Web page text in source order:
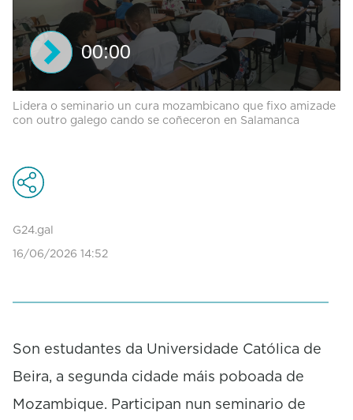
s
e
n
d
f
0
o
s
00:00
Lidera o seminario un cura mozambicano que fixo amizade
con outro galego cando se coñeceron en Salamanca
G24.gal
16/06/2026 14:52
Son estudantes da Universidade Católica de
Beira, a segunda cidade máis poboada de
Mozambique. Participan nun seminario de